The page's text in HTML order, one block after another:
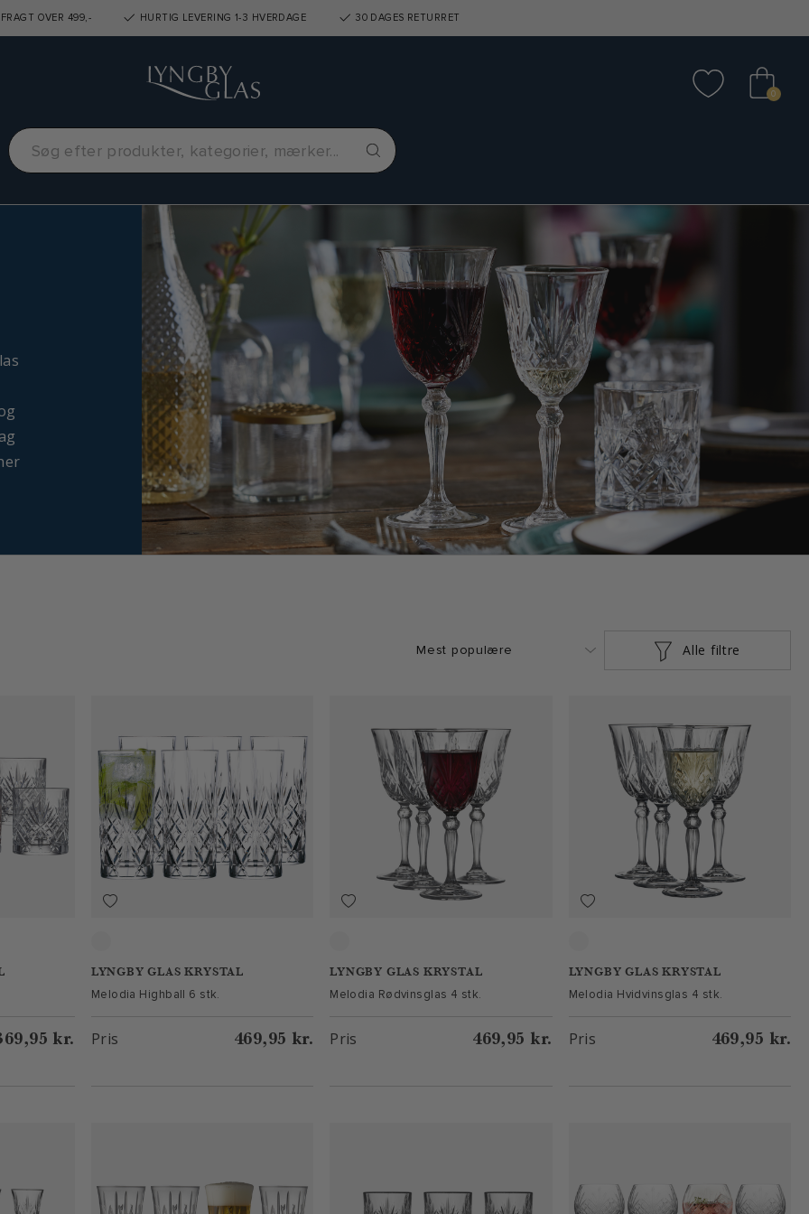
OVER 499,- HURTIG LEVERING 1-3 HVERDAGE 30 DAGES RETURRET
0
Alle filtre
kr.
Clear
LYNGBY GLAS KRYSTAL
Melodia Highball 6 stk.
Pris 469,95 kr.
Clear
LYNGBY GLAS KRYSTAL
Melodia Rødvinsglas 4 stk.
Pris 469,95 kr.
Clear
LYNGBY GLAS KRYSTAL
Melodia Hvidvinsglas 4 stk.
Pris 469,95 kr.